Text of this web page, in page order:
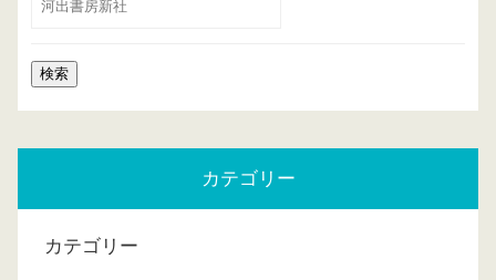
カテゴリー
カテゴリー